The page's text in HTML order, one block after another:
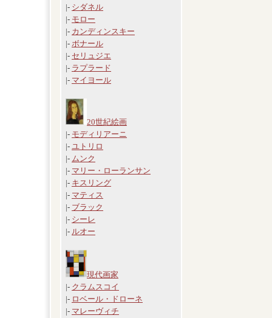
|- シダネル
|- モロー
|- カンディンスキー
|- ボナール
|- セリュジエ
|- ラプラード
|- マイヨール
20世紀絵画
|- モディリアーニ
|- ユトリロ
|- ムンク
|- マリー・ローランサン
|- キスリング
|- マティス
|- ブラック
|- シーレ
|- ルオー
現代画家
|- クラムスコイ
|- ロベール・ドローネ
|- マレーヴィチ